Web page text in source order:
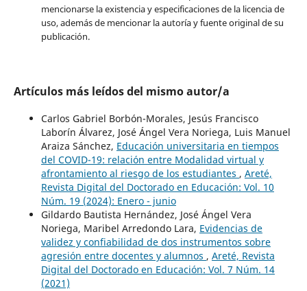
mencionarse la existencia y especificaciones de la licencia de
uso, además de mencionar la autoría y fuente original de su
publicación.
Artículos más leídos del mismo autor/a
Carlos Gabriel Borbón-Morales, Jesús Francisco
Laborín Álvarez, José Ángel Vera Noriega, Luis Manuel
Araiza Sánchez, Educación universitaria en tiempos
del COVID-19: relación entre Modalidad virtual y
afrontamiento al riesgo de los estudiantes , Areté,
Revista Digital del Doctorado en Educación: Vol. 10
Núm. 19 (2024): Enero - junio
Gildardo Bautista Hernández, José Ángel Vera
Noriega, Maribel Arredondo Lara, Evidencias de
validez y confiabilidad de dos instrumentos sobre
agresión entre docentes y alumnos , Areté, Revista
Digital del Doctorado en Educación: Vol. 7 Núm. 14
(2021)